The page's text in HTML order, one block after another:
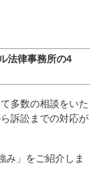
法律事務所の4
多数の相談をいた
訴訟までの対応が
み」をご紹介しま